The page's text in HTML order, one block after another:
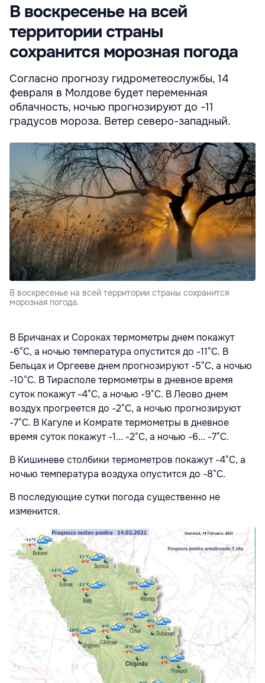
В воскресенье на всей
территории страны
сохранится морозная погода
Согласно прогнозу гидрометеослужбы, 14
февраля в Молдове будет переменная
облачность, ночью прогнозируют до -11
градусов мороза. Ветер северо-западный.
В воскресенье на всей территории страны сохранится
морозная погода.
В Бричанах и Сороках термометры днем покажут
-6°С, а ночью температура опустится до -11°С. В
Бельцах и Оргееве днем прогнозируют -5°С, а ночью
-10°С. В Тирасполе термометры в дневное время
суток покажут -4°С, а ночью -9°С. В Леово днем
воздух прогреется до -2°С, а ночью прогнозируют
-7°С. В Кагуле и Комрате термометры в дневное
время суток покажут -1... -2°С, а ночью -6... -7°С.
В Кишиневе столбики термометров покажут -4°С, а
ночью температура воздуха опустится до -8°С.
В последующие сутки погода существенно не
изменится.